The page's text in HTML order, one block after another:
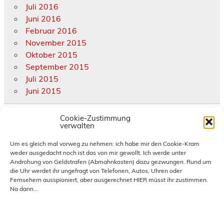
Cookie-Zustimmung
verwalten
Um es gleich mal vorweg zu nehmen: ich habe mir den Cookie-Kram
weder ausgedacht noch ist das von mir gewollt. Ich werde unter
Androhung von Geldstrafen (Abmahnkosten) dazu gezwungen. Rund um
die Uhr werdet ihr ungefragt von Telefonen, Autos, Uhren oder
Fernsehern ausspioniert, aber ausgerechnet HIER müsst ihr zustimmen.
Na dann...
Juli 2016
Juni 2016
Februar 2016
November 2015
Oktober 2015
September 2015
Juli 2015
Juni 2015
Allgemein
diverse Termine und Treffen
eigene Termine und Treffen
Hornburg
News und Infos